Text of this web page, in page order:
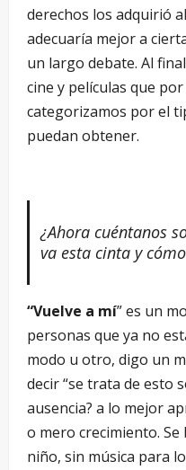
derechos los adquirió
adecuaría mejor a
un largo debate. Al
cine y películas que
categorizamos por el
puedan obtener.
¿Ahora cuéntanos
va esta cinta y
“Vuelve a mí” es un
personas que ya no
modo u otro, digo un
decir “se trata de esto
ausencia? a lo mejor
o mero crecimiento.
niño, sin música para